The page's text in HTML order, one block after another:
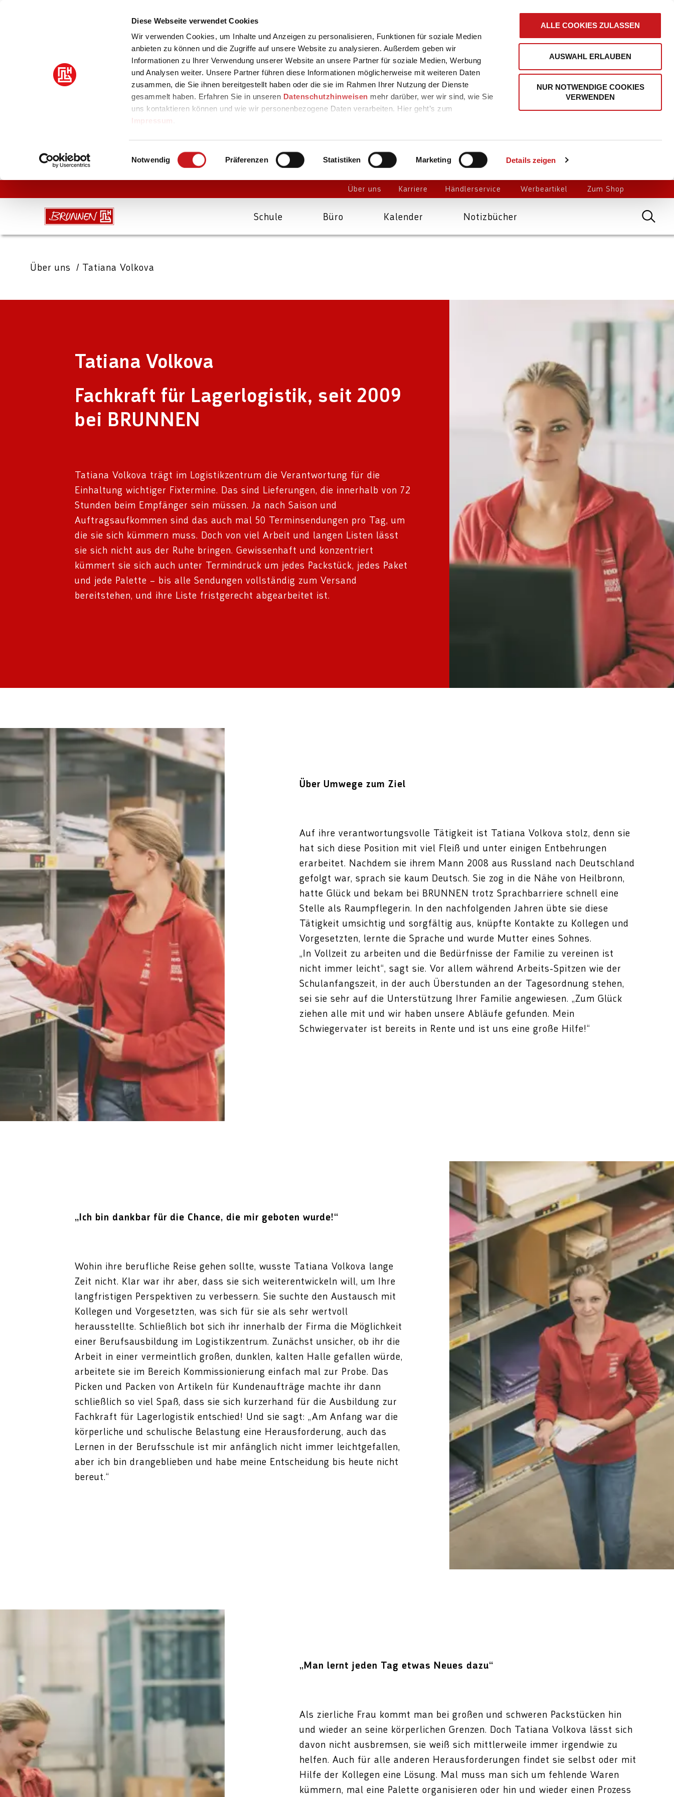
Diese Webseite verwendet Cookies
Wir verwenden Cookies, um Inhalte und Anzeigen zu personalisieren, Funktionen für soziale Medien
anbieten zu können und die Zugriffe auf unsere Website zu analysieren. Außerdem geben wir
Informationen zu Ihrer Verwendung unserer Website an unsere Partner für soziale Medien, Werbung
und Analysen weiter. Unsere Partner führen diese Informationen möglicherweise mit weiteren Daten
zusammen, die Sie ihnen bereitgestellt haben oder die sie im Rahmen Ihrer Nutzung der Dienste
gesammelt haben. Erfahren Sie in unseren Datenschutzhinweisen mehr darüber, wer wir sind, wie Sie
uns kontaktieren können und wie wir personenbezogene Daten verarbeiten. Hier geht’s zum
Impressum
Einwilligungsauswahl
Notwendig Präferenzen Statistiken Marketing Details zeigen
ALLE COOKIES ZULASSEN
AUSWAHL ERLAUBEN
NUR NOTWENDIGE COOKIES
VERWENDEN
Über uns Karriere Händlerservice Werbeartikel Zum Shop
Schule Büro Kalender Notizbücher
Über uns Tatiana Volkova
Tatiana Volkova
Fachkraft für Lagerlogistik, seit 2009
bei BRUNNEN
Tatiana Volkova trägt im Logistikzentrum die Verantwortung für die
Einhaltung wichtiger Fixtermine. Das sind Lieferungen, die innerhalb von 72
Stunden beim Empfänger sein müssen. Ja nach Saison und
Auftragsaufkommen sind das auch mal 50 Terminsendungen pro Tag, um
die sie sich kümmern muss. Doch von viel Arbeit und langen Listen lässt
sie sich nicht aus der Ruhe bringen. Gewissenhaft und konzentriert
kümmert sie sich auch unter Termindruck um jedes Packstück, jedes Paket
und jede Palette – bis alle Sendungen vollständig zum Versand
bereitstehen, und ihre Liste fristgerecht abgearbeitet ist.
Über Umwege zum Ziel
Auf ihre verantwortungsvolle Tätigkeit ist Tatiana Volkova stolz, denn sie
hat sich diese Position mit viel Fleiß und unter einigen Entbehrungen
erarbeitet. Nachdem sie ihrem Mann 2008 aus Russland nach Deutschland
gefolgt war, sprach sie kaum Deutsch. Sie zog in die Nähe von Heilbronn,
hatte Glück und bekam bei BRUNNEN trotz Sprachbarriere schnell eine
Stelle als Raumpflegerin. In den nachfolgenden Jahren übte sie diese
Tätigkeit umsichtig und sorgfältig aus, knüpfte Kontakte zu Kollegen und
Vorgesetzten, lernte die Sprache und wurde Mutter eines Sohnes.
„In Vollzeit zu arbeiten und die Bedürfnisse der Familie zu vereinen ist
nicht immer leicht“, sagt sie. Vor allem während Arbeits-Spitzen wie der
Schulanfangszeit, in der auch Überstunden an der Tagesordnung stehen,
sei sie sehr auf die Unterstützung Ihrer Familie angewiesen. „Zum Glück
ziehen alle mit und wir haben unsere Abläufe gefunden. Mein
Schwiegervater ist bereits in Rente und ist uns eine große Hilfe!“
„Ich bin dankbar für die Chance, die mir geboten wurde!“
Wohin ihre berufliche Reise gehen sollte, wusste Tatiana Volkova lange
Zeit nicht. Klar war ihr aber, dass sie sich weiterentwickeln will, um Ihre
langfristigen Perspektiven zu verbessern. Sie suchte den Austausch mit
Kollegen und Vorgesetzten, was sich für sie als sehr wertvoll
herausstellte. Schließlich bot sich ihr innerhalb der Firma die Möglichkeit
einer Berufsausbildung im Logistikzentrum. Zunächst unsicher, ob ihr die
Arbeit in einer vermeintlich großen, dunklen, kalten Halle gefallen würde,
arbeitete sie im Bereich Kommissionierung einfach mal zur Probe. Das
Picken und Packen von Artikeln für Kundenaufträge machte ihr dann
schließlich so viel Spaß, dass sie sich kurzerhand für die Ausbildung zur
Fachkraft für Lagerlogistik entschied! Und sie sagt: „Am Anfang war die
körperliche und schulische Belastung eine Herausforderung, auch das
Lernen in der Berufsschule ist mir anfänglich nicht immer leichtgefallen,
aber ich bin drangeblieben und habe meine Entscheidung bis heute nicht
bereut.“
„Man lernt jeden Tag etwas Neues dazu“
Als zierliche Frau kommt man bei großen und schweren Packstücken hin
und wieder an seine körperlichen Grenzen. Doch Tatiana Volkova lässt sich
davon nicht ausbremsen, sie weiß sich mittlerweile immer irgendwie zu
helfen. Auch für alle anderen Herausforderungen findet sie selbst oder mit
Hilfe der Kollegen eine Lösung. Mal muss man sich um fehlende Waren
kümmern, mal eine Palette organisieren oder hin und wieder einen Prozess